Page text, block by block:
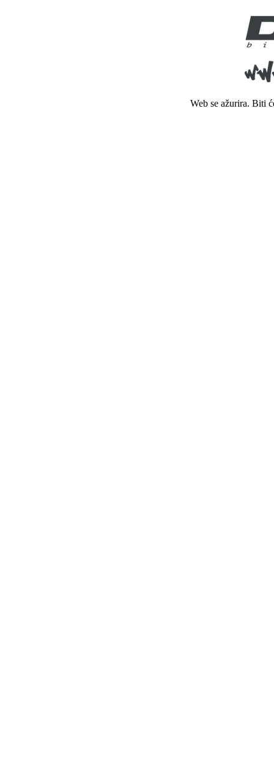
Web se ažurira. Biti